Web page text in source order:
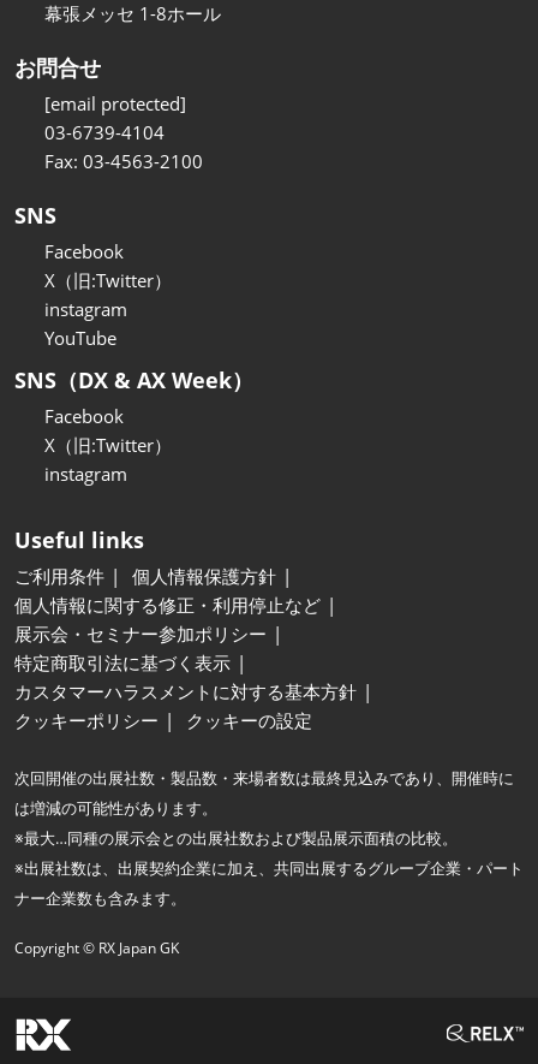
幕張メッセ 1-8ホール
お問合せ
[email protected]
03-6739-4104
Fax: 03-4563-2100
SNS
Facebook
X（旧:Twitter）
instagram
YouTube
SNS（DX & AX Week）
Facebook
X（旧:Twitter）
instagram
Useful links
ご利用条件
個人情報保護方針
個人情報に関する修正・利用停止など
展示会・セミナー参加ポリシー
特定商取引法に基づく表示
カスタマーハラスメントに対する基本方針
クッキーポリシー
クッキーの設定
次回開催の出展社数・製品数・来場者数は最終見込みであり、開催時に
は増減の可能性があります。
※最大…同種の展示会との出展社数および製品展示面積の比較。
※出展社数は、出展契約企業に加え、共同出展するグループ企業・パート
ナー企業数も含みます。
Copyright © RX Japan GK